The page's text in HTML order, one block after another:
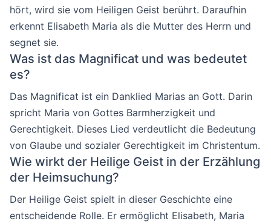
hört, wird sie vom Heiligen Geist berührt. Daraufhin
erkennt Elisabeth Maria als die Mutter des Herrn und
segnet sie.
Was ist das Magnificat und was bedeutet
es?
Das Magnificat ist ein Danklied Marias an Gott. Darin
spricht Maria von Gottes Barmherzigkeit und
Gerechtigkeit. Dieses Lied verdeutlicht die Bedeutung
von Glaube und sozialer Gerechtigkeit im Christentum.
Wie wirkt der Heilige Geist in der Erzählung
der Heimsuchung?
Der Heilige Geist spielt in dieser Geschichte eine
entscheidende Rolle. Er ermöglicht Elisabeth, Maria